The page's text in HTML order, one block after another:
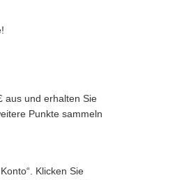
aus und erhalten Sie
Punkte sammeln
Klicken Sie